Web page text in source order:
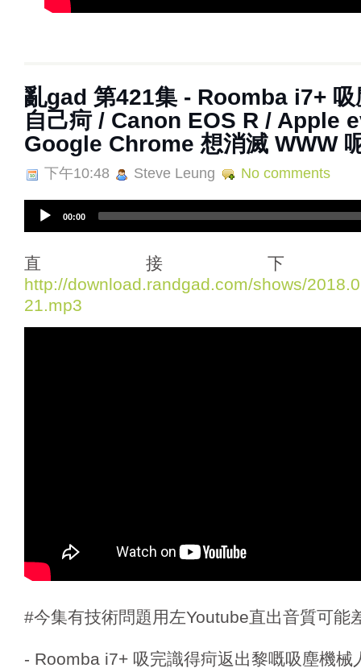
亂gad 第421集 - Roomba i7+ 吸
自己疴 / Canon EOS R / Apple
Google Chrome 想消滅 WWW
下午10:48 Steve Leung No comments
i
o
P
l
00:00
直接
http://download.randgad.com/shows/
21.mp3
#今集有技術問題用左Youtube直出音質可能
- Roomba i7+ 吸完識得疴返出黎嘅吸塵機械